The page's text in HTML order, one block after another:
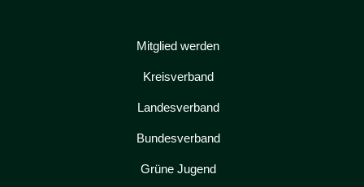
Mitglied werden
Kreisverband
Landesverband
Bundesverband
Grüne Jugend